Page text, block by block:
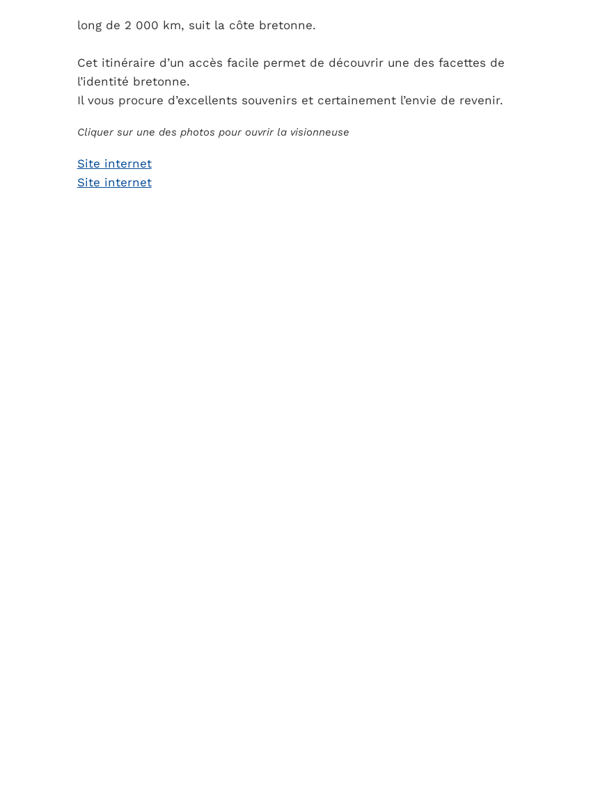
long de 2 000 km, suit la côte bretonne.
Cet itinéraire d’un accès facile permet de découvrir une des facettes de
l’identité bretonne.
Il vous procure d’excellents souvenirs et certainement l’envie de revenir.
Cliquer sur une des photos pour ouvrir la visionneuse
Site internet
Site internet